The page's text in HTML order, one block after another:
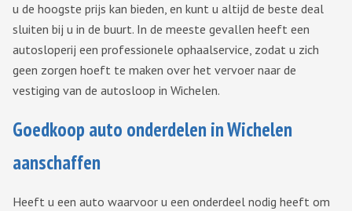
u de hoogste prijs kan bieden, en kunt u altijd de beste deal
sluiten bij u in de buurt. In de meeste gevallen heeft een
autosloperij een professionele ophaalservice, zodat u zich
geen zorgen hoeft te maken over het vervoer naar de
vestiging van de autosloop in Wichelen.
Goedkoop auto onderdelen in Wichelen
aanschaffen
Heeft u een auto waarvoor u een onderdeel nodig heeft om